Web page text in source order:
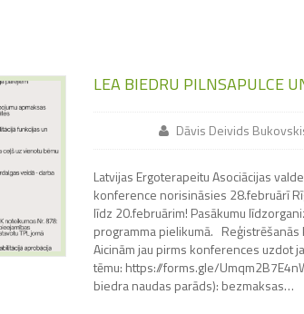
LEA BIEDRU PILNSAPULCE
Dāvis Deivids
Latvijas Ergoterapeitu Asociācijas
konference norisināsies 28.februārī
līdz 20.februārim! Pasākumu
programma pielikumā.
Aicinām jau pirms konferences uzdot
tēmu: https://forms.gle/
biedra naudas parāds): bezmaksas…